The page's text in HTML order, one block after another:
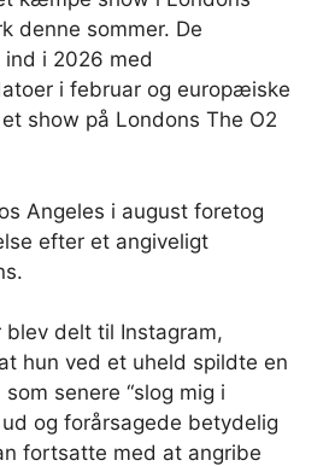
denne sommer. De
i 2026 med
i februar og europæiske
show på Londons The O2
Angeles i august foretog
efter et angiveligt
delt til Instagram,
hun ved et uheld spildte en
senere “slog mig i
og forårsagede betydelig
fortsatte med at angribe